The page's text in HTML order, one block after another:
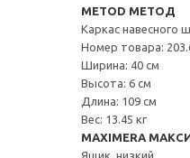
METOD МЕТОД
Каркас навесного
Номер товара:
Ширина: 40 см
Высота: 6 см
Длина: 109 см
Вес: 13.45 кг
MAXIMERA
Ящик, низкий